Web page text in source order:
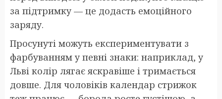
за підтримку — це додасть емоційного
заряду.
Просунуті можуть експериментувати з
фарбуванням у певні знаки: наприклад, у
Льві колір лягає яскравіше і тримається
довше. Для чоловіків календар стрижок